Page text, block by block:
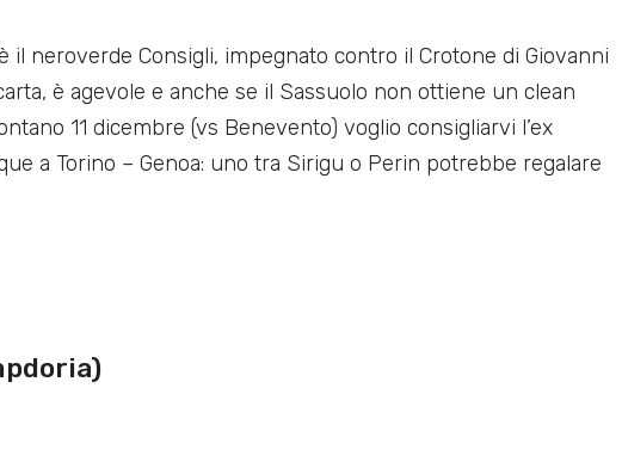
il neroverde Consigli, impegnato contro il Crotone di Giovanni
è agevole e anche se il Sassuolo non ottiene un clean
11 dicembre (vs Benevento) voglio consigliarvi l’ex
a Torino – Genoa: uno tra Sirigu o Perin potrebbe regalare